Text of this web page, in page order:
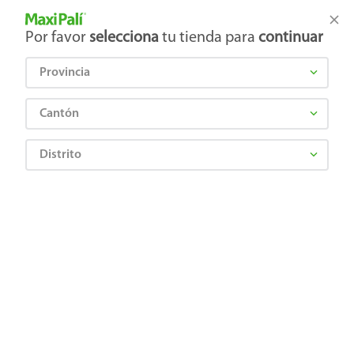
Tienda Maxi Palí
Por favor selecciona tu tienda para continuar
Provincia
Cantón
Distrito